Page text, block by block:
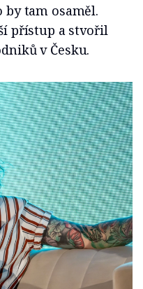
tam osaměl.
přístup a stvořil
v Česku.